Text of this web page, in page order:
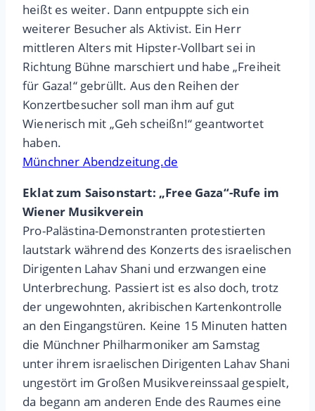
heißt es weiter. Dann entpuppte sich ein
weiterer Besucher als Aktivist. Ein Herr
mittleren Alters mit Hipster-Vollbart sei in
Richtung Bühne marschiert und habe „Freiheit
für Gaza!“ gebrüllt. Aus den Reihen der
Konzertbesucher soll man ihm auf gut
Wienerisch mit „Geh scheißn!“ geantwortet
haben.
Münchner Abendzeitung.de
Eklat zum Saisonstart: „Free Gaza“-Rufe im
Wiener Musikverein
Pro-Palästina-Demonstranten protestierten
lautstark während des Konzerts des israelischen
Dirigenten Lahav Shani und erzwangen eine
Unterbrechung. Passiert ist es also doch, trotz
der ungewohnten, akribischen Kartenkontrolle
an den Eingangstüren. Keine 15 Minuten hatten
die Münchner Philharmoniker am Samstag
unter ihrem israelischen Dirigenten Lahav Shani
ungestört im Großen Musikvereinssaal gespielt,
da begann am anderen Ende des Raumes eine